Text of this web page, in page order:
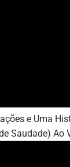
e Uma
Saudade) Ao